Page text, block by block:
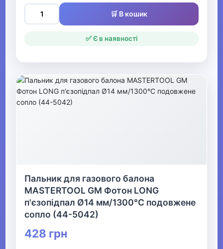
🛒 В кошик
✅ Є в наявності
Пальник для газового балона
MASTERTOOL GM Фотон LONG
п'єзопідпал Ø14 мм/1300°С подовжене
сопло (44-5042)
428 грн